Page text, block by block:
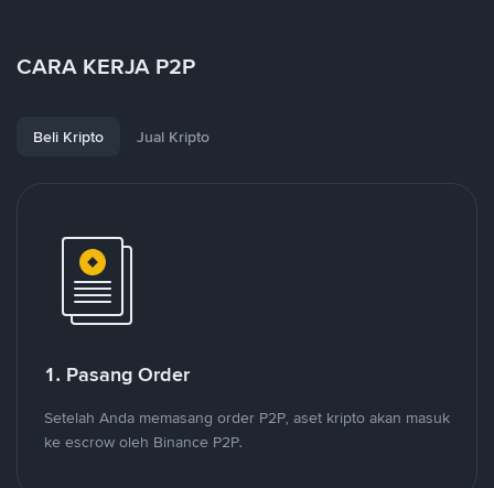
CARA KERJA P2P
Beli Kripto Jual Kripto
1. Pasang Order
Setelah Anda memasang order P2P, aset kripto akan masuk
ke escrow oleh Binance P2P.